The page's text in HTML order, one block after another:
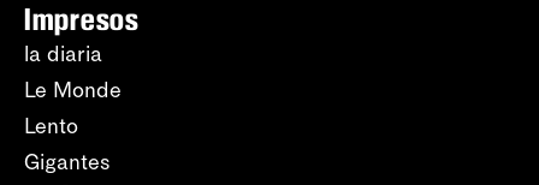
Impresos
la diaria
Le Monde
Lento
Gigantes